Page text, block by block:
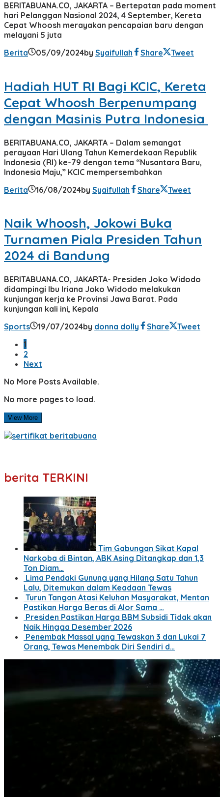
BERITABUANA.CO, JAKARTA – Bertepatan pada moment
hari Pelanggan Nasional 2024, 4 September, Kereta
Cepat Whoosh merayakan pencapaian baru dengan
melayani 5 juta
Berita
05/09/2024by Syaifullah Share Tweet
Hadiah HUT RI Bagi KCIC, Kereta
Cepat Whoosh Berpenumpang
dengan Masinis Putra Indonesia
BERITABUANA.CO, JAKARTA – Dalam semangat
perayaan Hari Ulang Tahun Kemerdekaan Republik
Indonesia (RI) ke-79 dengan tema “Nusantara Baru,
Indonesia Maju,” KCIC mempersembahkan
Berita
16/08/2024by Syaifullah Share Tweet
Naik Whoosh, Jokowi Buka
Turnamen Piala Presiden Tahun
2024 di Bandung
BERITABUANA.CO, JAKARTA- Presiden Joko Widodo
didampingi Ibu Iriana Joko Widodo melakukan
kunjungan kerja ke Provinsi Jawa Barat. Pada
kunjungan kali ini, Kepala
Sports
19/07/2024by donna dolly Share
Tweet
1
2
Next
No More Posts Available.
No more pages to load.
View More
berita TERKINI
Tim Gabungan Sikat Kapal
Narkoba di Bintan, ABK Asing Ditangkap dan 1,3
Ton Diam…
Lima Pendaki Gunung yang Hilang Satu Tahun
Lalu, Ditemukan dalam Keadaan Tewas
Turun Tangan Atasi Keluhan Masyarakat, Mentan
Pastikan Harga Beras di Alor Sama …
Presiden Pastikan Harga BBM Subsidi Tidak akan
Naik Hingga Desember 2026
Penembak Massal yang Tewaskan 3 dan Lukai 7
Orang, Tewas Menembak Diri Sendiri d…